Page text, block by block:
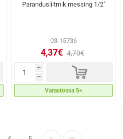
Parandusliitmik messing 1/2"
03-15736
4,37€ 4,70€
i
h d
Varastossa 5+